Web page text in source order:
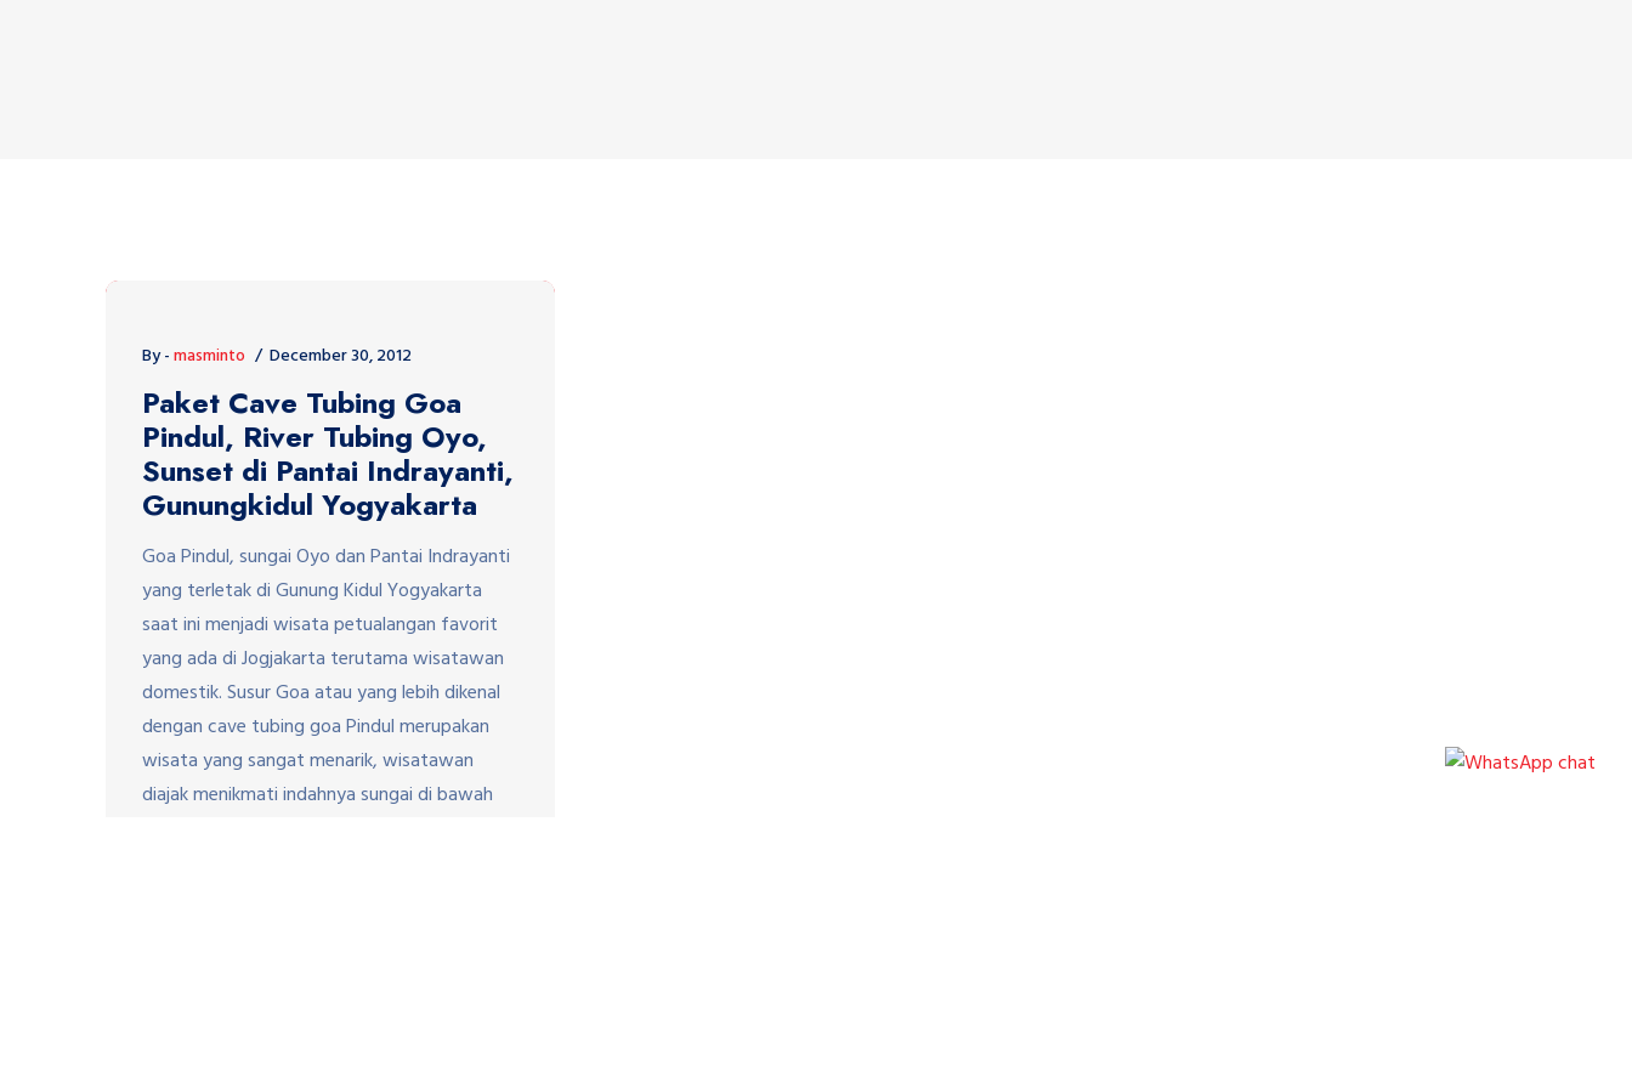
By -masminto December 30, 2012
Paket Cave Tubing Goa
Pindul, River Tubing Oyo,
Sunset di Pantai Indrayanti,
Gunungkidul Yogyakarta
Goa Pindul, sungai Oyo dan Pantai Indrayanti
yang terletak di Gunung Kidul Yogyakarta
saat ini menjadi wisata petualangan favorit
yang ada di Jogjakarta terutama wisatawan
domestik. Susur Goa atau yang lebih dikenal
dengan cave tubing goa Pindul merupakan
wisata yang sangat menarik, wisatawan
diajak menikmati indahnya sungai di bawah